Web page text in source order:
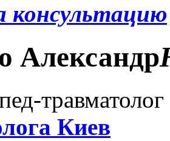
консультацию
Александр
Киев